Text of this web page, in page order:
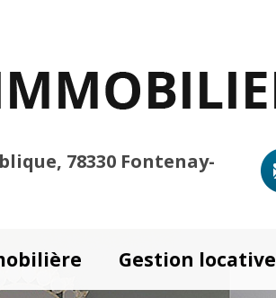
78330 Fontenay-
Gestion locative